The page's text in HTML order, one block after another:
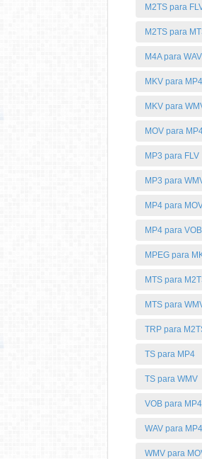
M2TS para
M2TS para
M4A para WAV
MKV para MP4
MKV para
MOV para
MP3 para FLV
MP3 para
MP4 para
MP4 para VOB
MPEG para
MTS para
MTS para
TRP para
TS para MP4
TS para WMV
VOB para MP4
WAV para MP4
WMV para